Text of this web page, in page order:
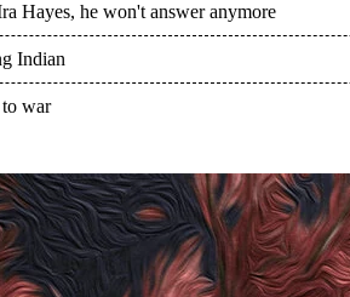
Hayes, he won't answer anymore
Indian
war